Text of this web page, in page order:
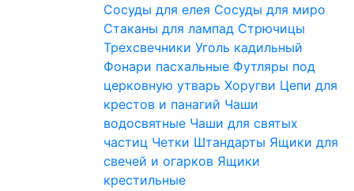
Сосуды для елея Сосуды для миро
Стаканы для лампад Стрючицы
Трехсвечники Уголь кадильный
Фонари пасхальные Футляры под
церковную утварь Хоругви Цепи для
крестов и панагий Чаши
водосвятные Чаши для святых
частиц Четки Штандарты Ящики для
свечей и огарков Ящики
крестильные